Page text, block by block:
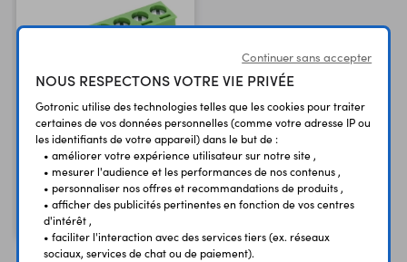
Bornier femelle PA256/6
6 contacts - 5,08 mm
3,20 € TTC
2,67 € HT
Continuer sans accepter
NOUS RESPECTONS VOTRE VIE PRIVÉE
Gotronic utilise des technologies telles que les cookies pour traiter
certaines de vos données personnelles (comme votre adresse IP ou
les identifiants de votre appareil) dans le but de :
• améliorer votre expérience utilisateur sur notre site ,
• mesurer l'audience et les performances de nos contenus ,
• personnaliser nos offres et recommandations de produits ,
• afficher des publicités pertinentes en fonction de vos centres
d'intérêt ,
• faciliter l'interaction avec des services tiers (ex. réseaux
sociaux, services de chat ou de paiement).